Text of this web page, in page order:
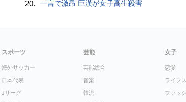
20. 一言で激昂 巨漢が女子高生殺害
スポーツ
海外サッカー
日本代表
Jリーグ
芸能
芸能総合
音楽
韓流
女子
恋愛
ライフ
ファッ